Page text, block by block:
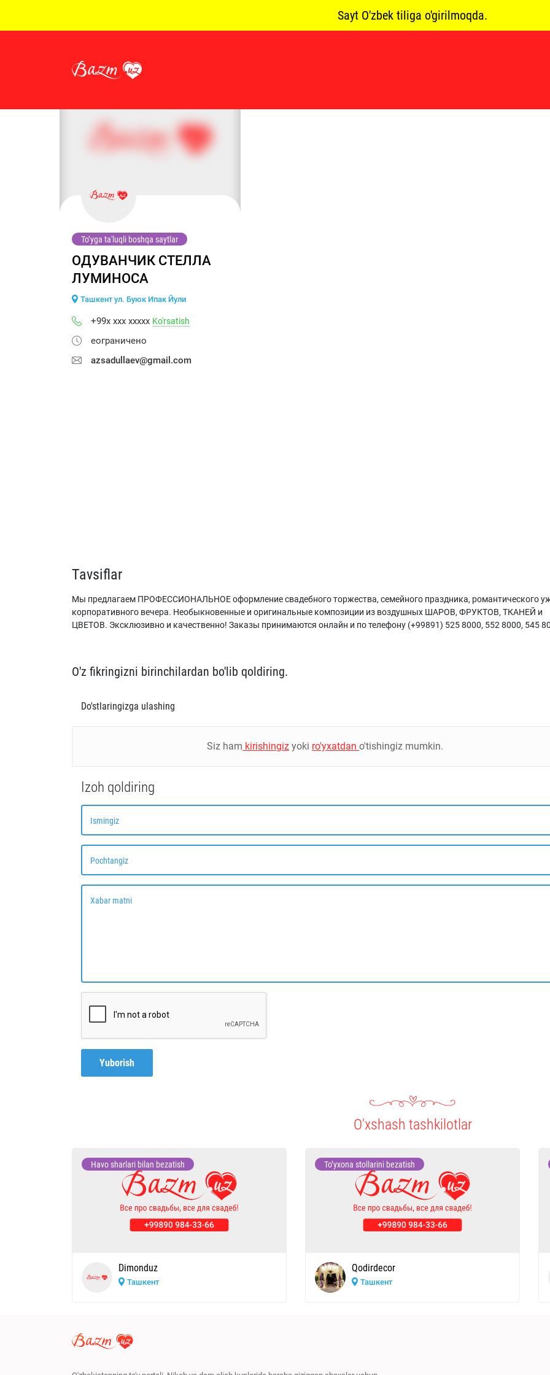
Sayt O'zbek tiliga o'girilmoqda.
To’yga ta'luqli boshqa saytlar
ОДУВАНЧИК СТЕЛЛА
ЛУМИНОСА
Ташкент ул. Буюк Ипак Йули
+99x xxx xxxxx Ko'rsatish
еограничено
azsadullaev@gmail.com
Tavsiflar
Мы предлагаем ПРОФЕССИОНАЛЬНОЕ оформление свадебного торжества, семейного праздника, романтического
корпоративного вечера. Необыкновенные и оригинальные композиции из воздушных ШАРОВ, ФРУКТОВ, ТКАНЕЙ и
ЦВЕТОВ. Эксклюзивно и качественно! Заказы принимаются онлайн и по телефону (+99891) 525 8000, 552 8000, 545
O'z fikringizni birinchilardan bo'lib qoldiring.
Do'stlaringizga ulashing
Siz ham kirishingiz yoki ro'yxatdan o'tishingiz mumkin.
Izoh qoldiring
Ismingiz
Pochtangiz
Xabar matni
Yuborish
O'xshash tashkilotlar
Havo sharlari bilan bezatish
Dimonduz
Ташкент
To’yxona stollarini bezatish
Qodirdecor
Ташкент